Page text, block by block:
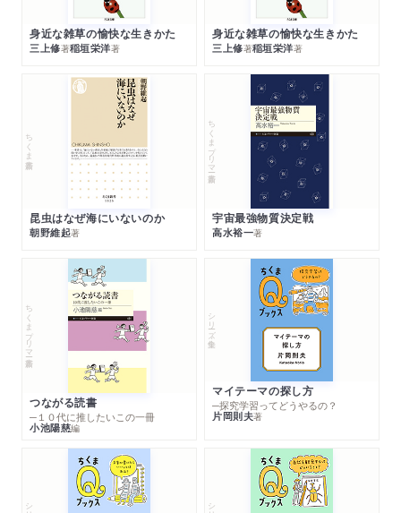
身近な雑草の愉快な生きかた
三上修著稲垣栄洋著
身近な雑草の愉快な生きかた
三上修著稲垣栄洋著
ちくま新書
昆虫はなぜ海にいないのか
朝野維起著
ちくまプリマー新書
宇宙最強物質決定戦
高水裕一著
ちくまプリマー新書
つながる読書
─１０代に推したいこの一冊
小池陽慈編
シリーズ・全集
マイテーマの探し方
─探究学習ってどうやるの？
片岡則夫著